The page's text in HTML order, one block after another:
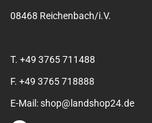
08468 Reichenbach/i.V.
T. +49 3765 711488
F. +49 3765 718888
E-Mail: shop@landshop24.de